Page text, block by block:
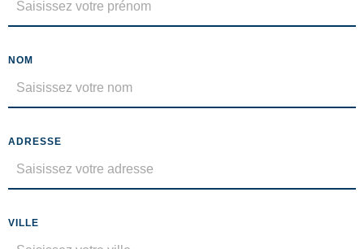
NOM
ADRESSE
VILLE